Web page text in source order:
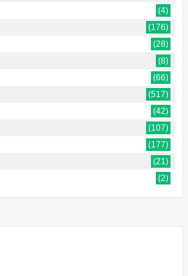
(4)
(176)
(28)
(8)
(66)
(517)
(42)
(107)
(177)
(21)
(2)